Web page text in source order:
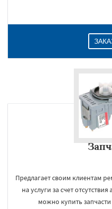
Предлагает своим клиентам
на услуги за счет
можно купить